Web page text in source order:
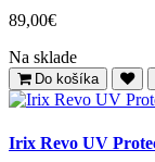
89,00€
Na sklade
Do košíka
Irix Revo UV